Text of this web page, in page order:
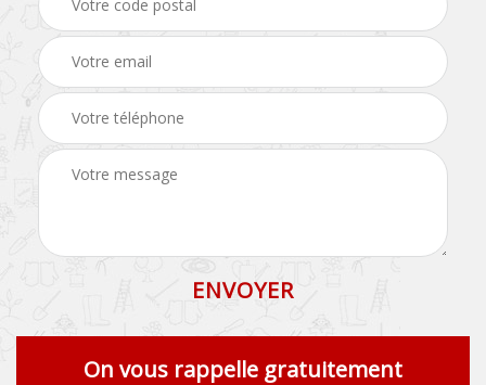
On vous rappelle gratuitement